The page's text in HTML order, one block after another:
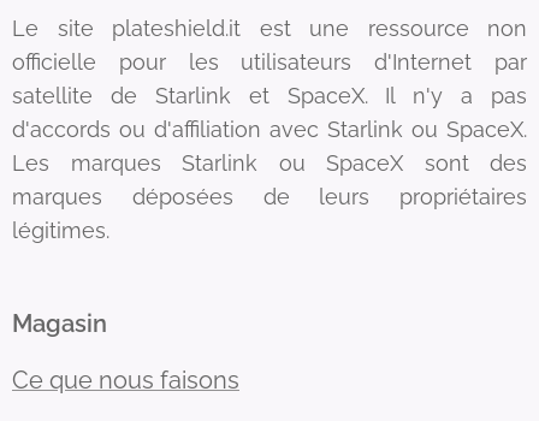
Le site plateshield.it est une ressource non
officielle pour les utilisateurs d'Internet par
satellite de Starlink et SpaceX. Il n'y a pas
d'accords ou d'affiliation avec Starlink ou SpaceX.
Les marques Starlink ou SpaceX sont des
marques déposées de leurs propriétaires
légitimes.
Magasin
Ce que nous faisons